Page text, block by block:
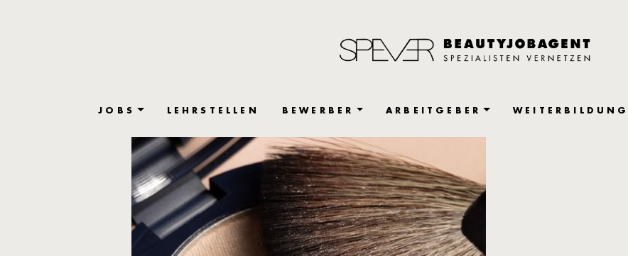
JOBS LEHRSTELLEN BEWERBER ARBEITGEBER WEITERBILDUNG